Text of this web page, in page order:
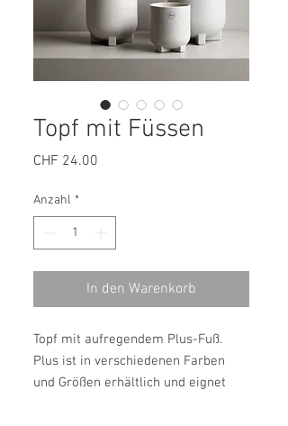
Topf mit Füssen
CHF 24.00
Anzahl *
In den Warenkorb
Topf mit aufregendem Plus-Fuß.
Plus ist in verschiedenen Farben
und Größen erhältlich und eignet